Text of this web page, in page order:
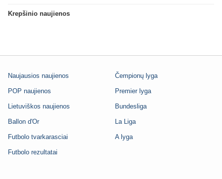
Krepšinio naujienos
Naujausios naujienos
POP naujienos
Lietuviškos naujienos
Ballon d'Or
Futbolo tvarkarasciai
Futbolo rezultatai
Čempionų lyga
Premier lyga
Bundesliga
La Liga
A lyga